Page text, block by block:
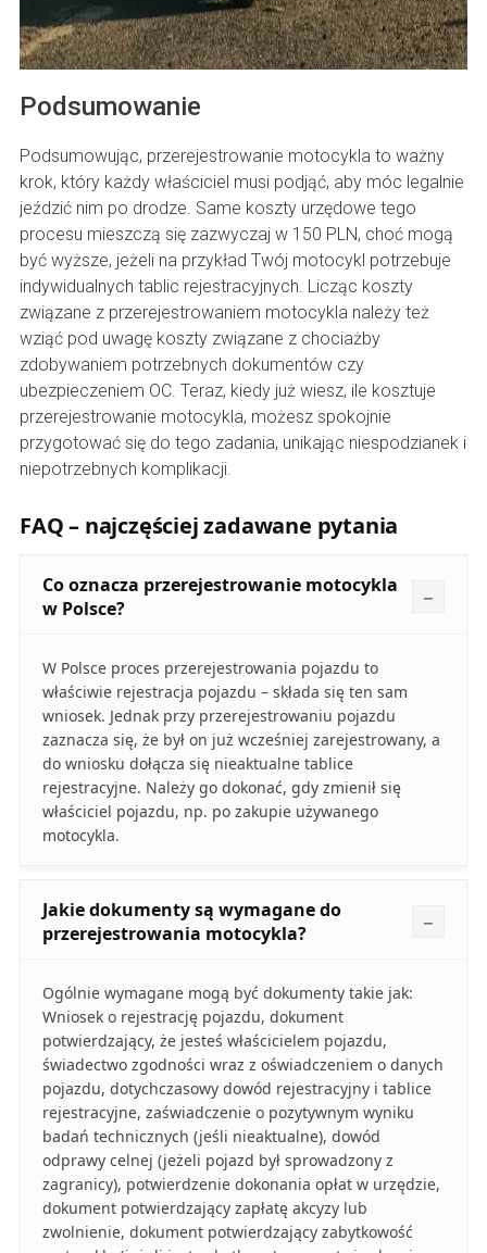
Podsumowanie
Podsumowując, przerejestrowanie motocykla to ważny
krok, który każdy właściciel musi podjąć, aby móc legalnie
jeździć nim po drodze. Same koszty urzędowe tego
procesu mieszczą się zazwyczaj w 150 PLN, choć mogą
być wyższe, jeżeli na przykład Twój motocykl potrzebuje
indywidualnych tablic rejestracyjnych. Licząc koszty
związane z przerejestrowaniem motocykla należy też
wziąć pod uwagę koszty związane z chociażby
zdobywaniem potrzebnych dokumentów czy
ubezpieczeniem OC. Teraz, kiedy już wiesz, ile kosztuje
przerejestrowanie motocykla, możesz spokojnie
przygotować się do tego zadania, unikając niespodzianek i
niepotrzebnych komplikacji.
FAQ – najczęściej zadawane pytania
Co oznacza przerejestrowanie motocykla
w Polsce?
W Polsce proces przerejestrowania pojazdu to
właściwie rejestracja pojazdu – składa się ten sam
wniosek. Jednak przy przerejestrowaniu pojazdu
zaznacza się, że był on już wcześniej zarejestrowany, a
do wniosku dołącza się nieaktualne tablice
rejestracyjne. Należy go dokonać, gdy zmienił się
właściciel pojazdu, np. po zakupie używanego
motocykla.
Jakie dokumenty są wymagane do
przerejestrowania motocykla?
Ogólnie wymagane mogą być dokumenty takie jak:
Wniosek o rejestrację pojazdu, dokument
potwierdzający, że jesteś właścicielem pojazdu,
świadectwo zgodności wraz z oświadczeniem o danych
pojazdu, dotychczasowy dowód rejestracyjny i tablice
rejestracyjne, zaświadczenie o pozytywnym wyniku
badań technicznych (jeśli nieaktualne), dowód
odprawy celnej (jeżeli pojazd był sprowadzony z
zagranicy), potwierdzenie dokonania opłat w urzędzie,
dokument potwierdzający zapłatę akcyzy lub
zwolnienie, dokument potwierdzający zabytkowość